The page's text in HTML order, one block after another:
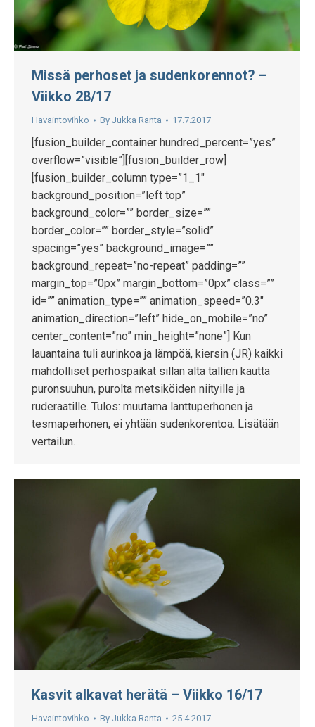
Missä perhoset ja sudenkorennot? –
Viikko 28/17
Havaintovihko By Jukka Ranta 17.7.2017
[fusion_builder_container hundred_percent=”yes”
overflow=”visible”][fusion_builder_row]
[fusion_builder_column type=”1_1″
background_position=”left top”
background_color=”” border_size=””
border_color=”” border_style=”solid”
spacing=”yes” background_image=””
background_repeat=”no-repeat” padding=””
margin_top=”0px” margin_bottom=”0px” class=””
id=”” animation_type=”” animation_speed=”0.3″
animation_direction=”left” hide_on_mobile=”no”
center_content=”no” min_height=”none”] Kun
lauantaina tuli aurinkoa ja lämpöä, kiersin (JR) kaikki
mahdolliset perhospaikat sillan alta tallien kautta
puronsuuhun, purolta metsiköiden niityille ja
ruderaatille. Tulos: muutama lanttuperhonen ja
tesmaperhonen, ei yhtään sudenkorentoa. Lisätään
vertailun…
Kasvit alkavat herätä – Viikko 16/17
Havaintovihko By Jukka Ranta 25.4.2017